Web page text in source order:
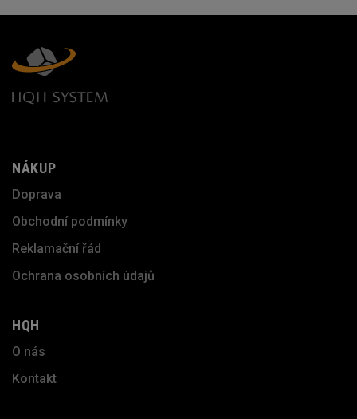
NÁKUP
Doprava
Obchodní podmínky
Reklamační řád
Ochrana osobních údajů
HQH
O nás
Kontakt